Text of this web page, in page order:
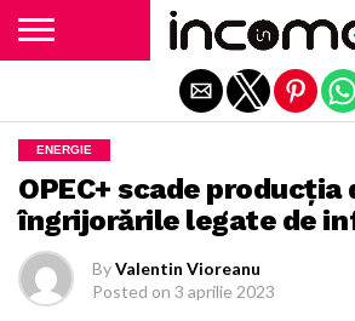
ENERGIE
OPEC+ scade
îngrijorările legate de
ByValentin Vioreanu
Posted on 3 aprilie 2023
Exit mobile